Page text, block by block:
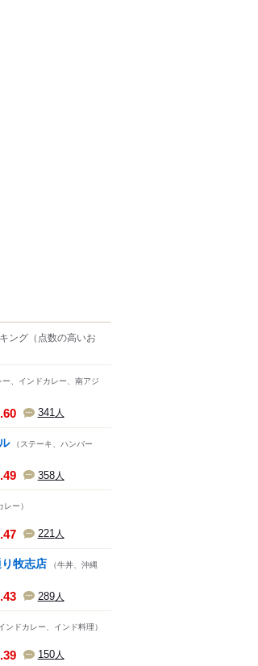
ング （点数の高いお
ー、インドカレー、南アジ
341人
（ステーキ、ハンバー
358人
レー）
221人
牧志店
（牛丼、沖縄
289人
ンドカレー、インド料理）
150人